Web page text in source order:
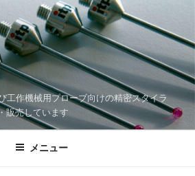
工作機械用プローブ向けの精密スタイラ
販売しています
メニュー